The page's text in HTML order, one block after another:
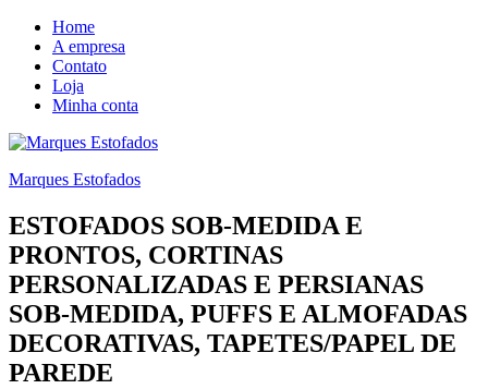
Home
A empresa
Contato
Loja
Minha conta
Marques Estofados
ESTOFADOS SOB-MEDIDA E
PRONTOS, CORTINAS
PERSONALIZADAS E PERSIANAS
SOB-MEDIDA, PUFFS E ALMOFADAS
DECORATIVAS, TAPETES/PAPEL DE
PAREDE